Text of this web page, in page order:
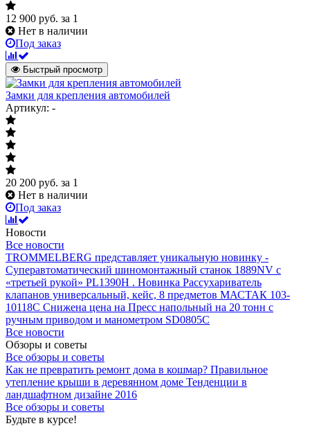
12 900 руб. за 1
Нет в наличии
Под заказ
Быстрый просмотр
Замки для крепления автомобилей
Артикул: -
20 200 руб. за 1
Нет в наличии
Под заказ
Новости
Все новости
TROMMELBERG представляет уникальную новинку -
Суперавтоматический шиномонтажный станок 1889NV с
«третьей рукой» PL1390H . Новинка Рассухариватель
клапанов универсальный, кейс, 8 предметов МАСТАК 103-
10118C Снижена цена на Пресс напольный на 20 тонн с
ручным приводом и манометром SD0805C
Все новости
Обзоры и советы
Все обзоры и советы
Как не превратить ремонт дома в кошмар? Правильное
утепление крыши в деревянном доме Тенденции в
ландшафтном дизайне 2016
Все обзоры и советы
Будьте в курсе!